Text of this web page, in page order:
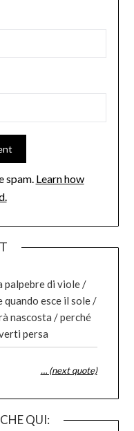
spam. Learn how
palpebre di viole /
quando esce il sole /
nascosta / perché
persa
… (next quote)
QUI: